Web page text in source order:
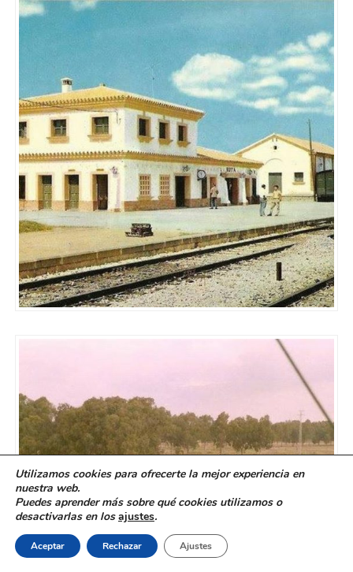
Utilizamos cookies para ofrecerte la mejor experiencia en
nuestra web.
Puedes aprender más sobre qué cookies utilizamos o
desactivarlas en losajustes.
Aceptar Rechazar Ajustes